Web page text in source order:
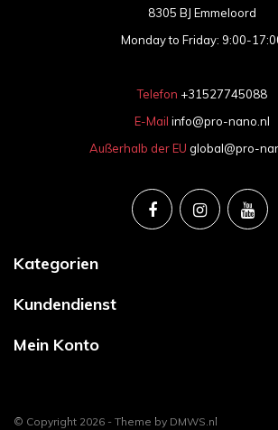
8305 BJ Emmeloord
Monday to Friday: 9:00-
Telefon +31527745088
E-Mail info@pro-nano.nl
Außerhalb der EU global@pro-
Kategorien
Kundendienst
Mein Konto
© Copyright 2026 - Theme by DMWS.nl